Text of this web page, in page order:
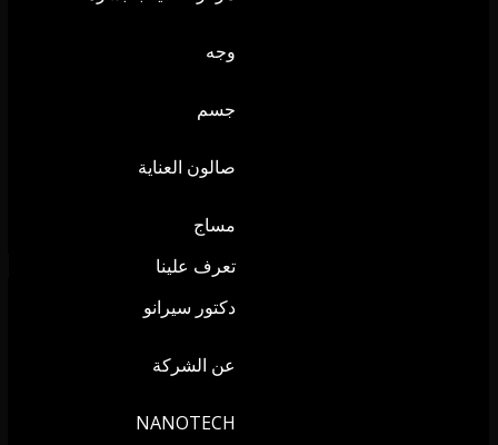
وجه
جسم
صالون العناية
مساج
تعرف علينا
دكتور سيرانو
عن الشركة
NANOTECH